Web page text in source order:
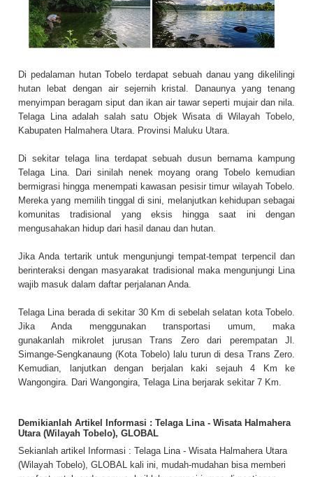
Di pedalaman hutan Tobelo terdapat sebuah danau yang dikelilingi
hutan lebat dengan air sejernih kristal. Danaunya yang tenang
menyimpan beragam siput dan ikan air tawar seperti mujair dan nila.
Telaga Lina adalah salah satu Objek Wisata di Wilayah Tobelo,
Kabupaten Halmahera Utara. Provinsi Maluku Utara.
Di sekitar telaga lina terdapat sebuah dusun bernama kampung
Telaga Lina. Dari sinilah nenek moyang orang Tobelo kemudian
bermigrasi hingga menempati kawasan pesisir timur wilayah Tobelo.
Mereka yang memilih tinggal di sini, melanjutkan kehidupan sebagai
komunitas tradisional yang eksis hingga saat ini dengan
mengusahakan hidup dari hasil danau dan hutan.
Jika Anda tertarik untuk mengunjungi tempat-tempat terpencil dan
berinteraksi dengan masyarakat tradisional maka mengunjungi Lina
wajib masuk dalam daftar perjalanan Anda.
Telaga Lina berada di sekitar 30 Km di sebelah selatan kota Tobelo.
Jika Anda menggunakan transportasi umum, maka
gunakanlahmikrolet jurusan Trans Zero dari perempatan Jl.
Simange-Sengkanaung (Kota Tobelo) lalu turun di desa Trans Zero.
Kemudian, lanjutkan dengan berjalan kaki sejauh 4 Km ke
Wangongira. Dari Wangongira, Telaga Lina berjarak sekitar 7 Km.
Demikianlah Artikel Informasi : Telaga Lina - Wisata Halmahera
Utara (Wilayah Tobelo), GLOBAL
Sekianlah artikel Informasi : Telaga Lina - Wisata Halmahera Utara
(Wilayah Tobelo), GLOBAL kali ini, mudah-mudahan bisa memberi